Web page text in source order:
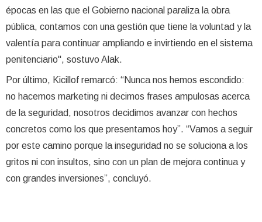
épocas en las que el Gobierno nacional paraliza la obra
pública, contamos con una gestión que tiene la voluntad y la
valentía para continuar ampliando e invirtiendo en el sistema
penitenciario", sostuvo Alak.
Por último, Kicillof remarcó: “Nunca nos hemos escondido:
no hacemos marketing ni decimos frases ampulosas acerca
de la seguridad, nosotros decidimos avanzar con hechos
concretos como los que presentamos hoy”. “Vamos a seguir
por este camino porque la inseguridad no se soluciona a los
gritos ni con insultos, sino con un plan de mejora continua y
con grandes inversiones”, concluyó.